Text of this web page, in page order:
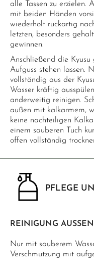
alle Tassen zu erzielen.
mit beiden Händen
wiederholt ruckartig
letzten, besonders
gewinnen.
Anschließend die Kyusu
Aufguss stehen lassen.
vollständig aus der
Wasser kräftig
anderweitig reinigen.
außen mit kalkarmem,
keine nachteiligen
einem sauberen Tuch
offen vollständig
PFLEGE
REINIGUNG AUSSEN:
Nur mit sauberem
Verschmutzung mit